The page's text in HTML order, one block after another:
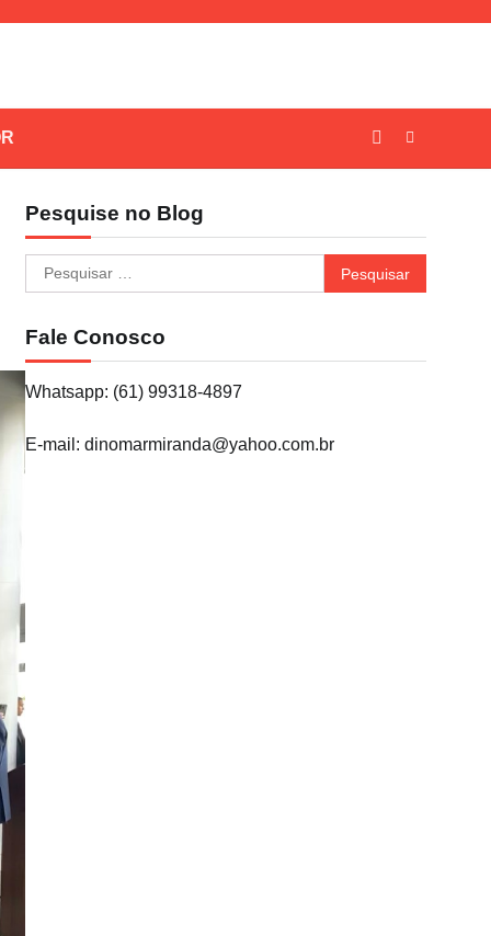
Pesquise no Blog
Pesquisar
por:
Fale Conosco
Whatsapp: (61) 99318-4897
E-mail: dinomarmiranda@yahoo.com.br